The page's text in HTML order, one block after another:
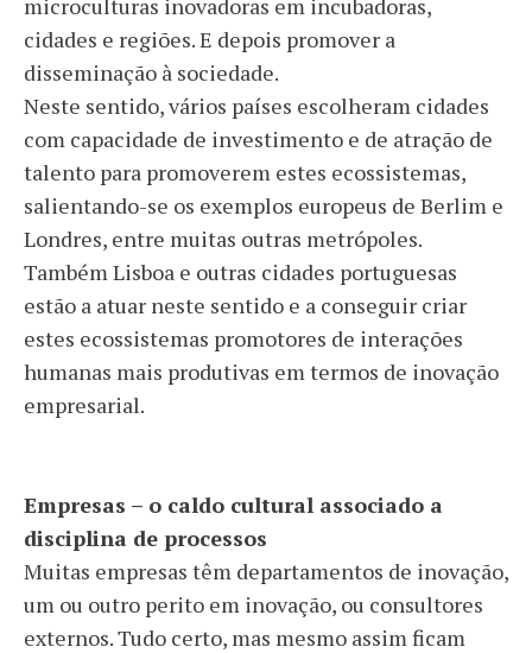
microculturas inovadoras em incubadoras,
cidades e regiões. E depois promover a
disseminação à sociedade.
Neste sentido, vários países escolheram cidades
com capacidade de investimento e de atração de
talento para promoverem estes ecossistemas,
salientando-se os exemplos europeus de Berlim e
Londres, entre muitas outras metrópoles.
Também Lisboa e outras cidades portuguesas
estão a atuar neste sentido e a conseguir criar
estes ecossistemas promotores de interações
humanas mais produtivas em termos de inovação
empresarial.
Empresas – o caldo cultural associado a
disciplina de processos
Muitas empresas têm departamentos de inovação,
um ou outro perito em inovação, ou consultores
externos. Tudo certo, mas mesmo assim ficam